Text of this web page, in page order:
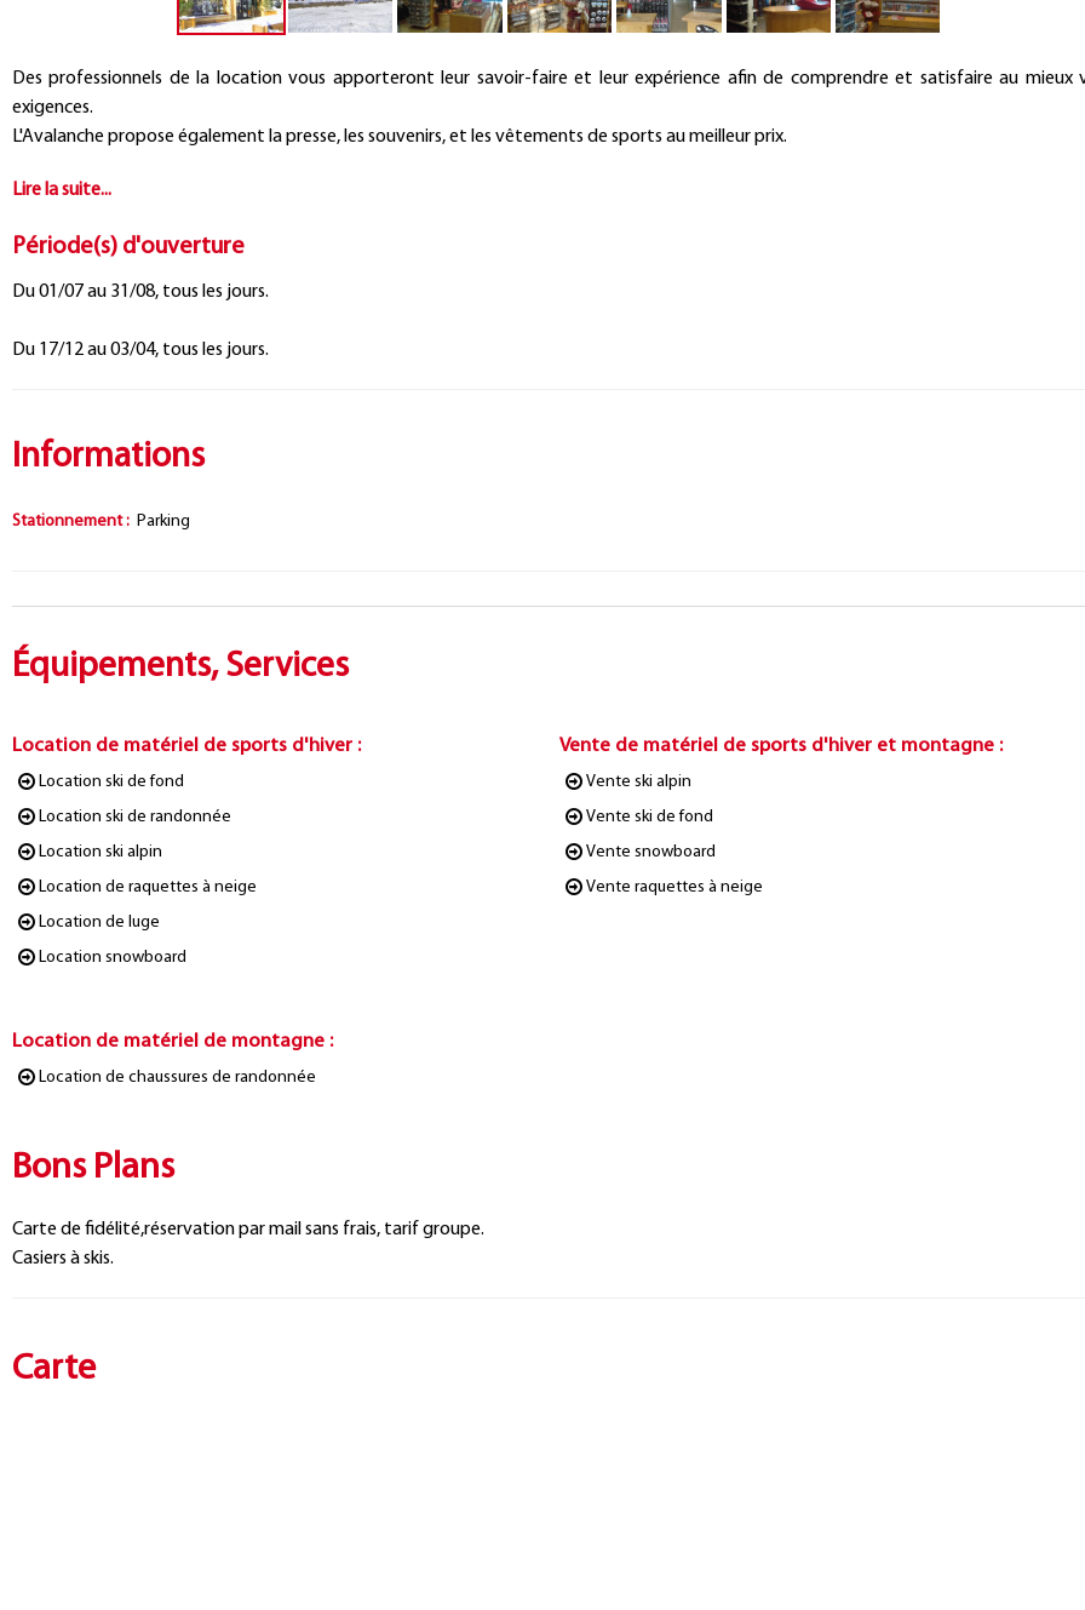
Des professionnels de la location vous apporteront leur savoir-faire et leur expérience afin de comprendre et satisfaire au mieux
exigences.
L'Avalanche propose également la presse, les souvenirs, et les vêtements de sports au meilleur prix.
Période(s) d'ouverture
Du 01/07 au 31/08, tous les jours.
Du 17/12 au 03/04, tous les jours.
Informations
Stationnement: Parking
Équipements, Services
Location de matériel de sports d'hiver :
Location ski de fond
Location ski de randonnée
Location ski alpin
Location de raquettes à neige
Location de luge
Location snowboard
Vente de matériel de sports d'hiver et montagne :
Vente ski alpin
Vente ski de fond
Vente snowboard
Vente raquettes à neige
Location de matériel de montagne :
Location de chaussures de randonnée
Bons Plans
Carte de fidélité,réservation par mail sans frais, tarif groupe.
Casiers à skis.
Carte